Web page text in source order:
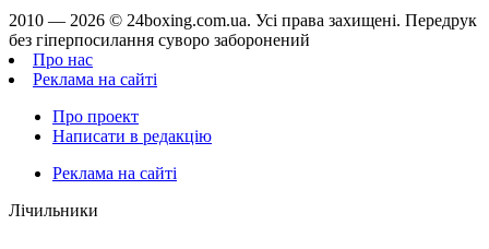
2010 — 2026 © 24boxing.com.ua. Усi права захищенi. Передрук
без гіперпосилання суворо заборонений
Про нас
Реклама на сайті
Про проект
Написати в редакцію
Реклама на сайті
Лічильники